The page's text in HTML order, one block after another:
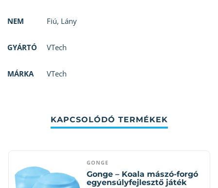
NEM Fiú, Lány
GYÁRTÓ VTech
MÁRKA VTech
KAPCSOLÓDÓ TERMÉKEK
GONGE
Gonge – Koala mászó-forgó
egyensúlyfejlesztő játék